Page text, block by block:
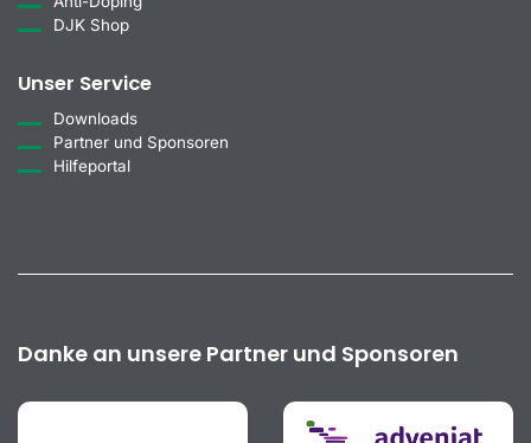
DJK Shop
Unser Service
Downloads
Partner und Sponsoren
Hilfeportal
Danke an unsere Partner und Sponsoren